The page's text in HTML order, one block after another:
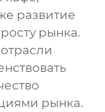
развитие
рынка.
рынка.